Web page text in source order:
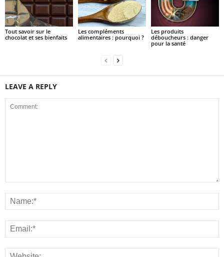
Tout savoir sur le
chocolat et ses bienfaits
Les compléments
alimentaires : pourquoi ?
Les produits
déboucheurs : danger
pour la santé
LEAVE A REPLY